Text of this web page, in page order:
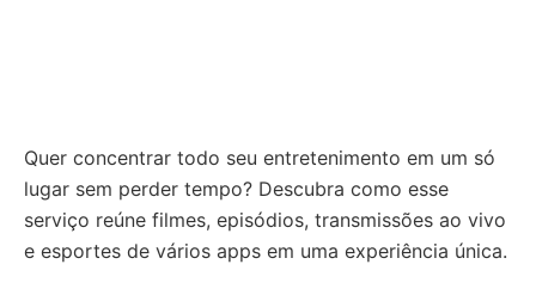
Quer concentrar todo seu entretenimento em um só
lugar sem perder tempo? Descubra como esse
serviço reúne filmes, episódios, transmissões ao vivo
e esportes de vários apps em uma experiência única.